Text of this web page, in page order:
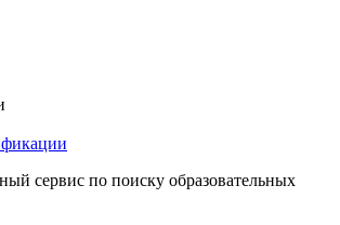
сервис по поиску образовательных